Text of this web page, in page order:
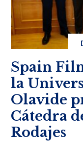
Spain
la
Olavide
Cátedra
Rodajes